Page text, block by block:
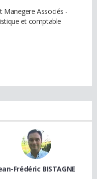
Associés -
et comptable
Frédéric BISTAGNE